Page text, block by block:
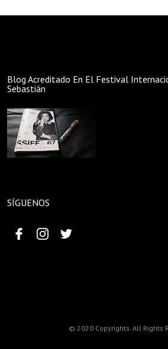
Blog Acreditado En El Festival
Sebastián
SÍGUENOS
© 2020 Copyrights. All Rights